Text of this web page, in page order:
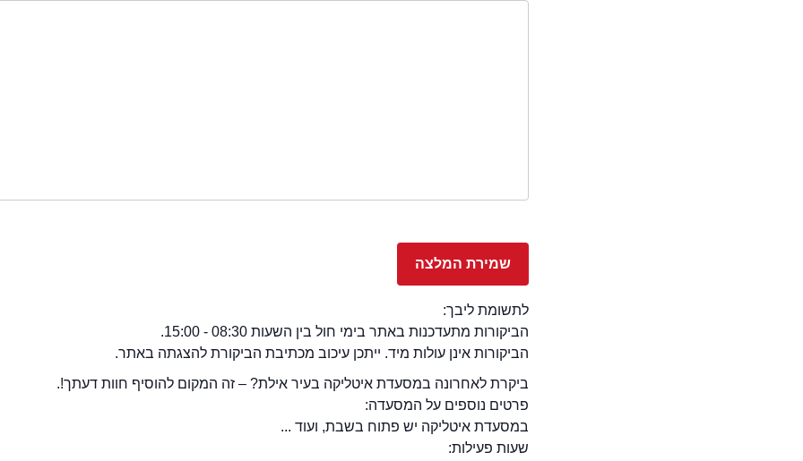
לתשומת ליבך:
הביקורות מתעדכנות באתר בימי חול בין השעות 08:30 - 15:00.
הביקורות אינן עולות מיד. ייתכן עיכוב מכתיבת הביקורת להצגתה באתר.
ביקרת לאחרונה במסעדת איטליקה בעיר אילת? – זה המקום להוסיף חוות דעתך!.
פרטים נוספים על המסעדה:
במסעדת איטליקה יש פתוח בשבת, ועוד ...
שעות פעילות: